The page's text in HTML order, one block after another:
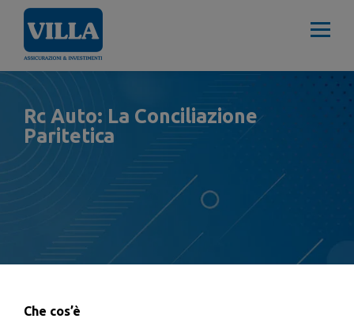
Rc Auto: La Conciliazione
Paritetica
Che cos’è